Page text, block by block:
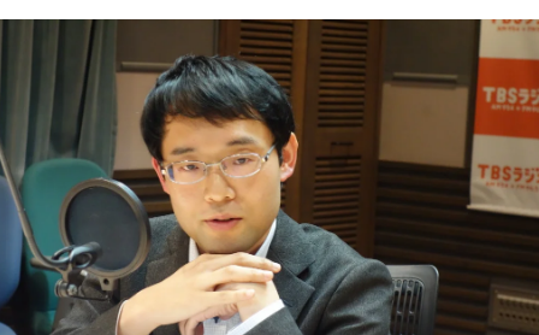
トピックス
TBS Podcast
お知らせ
イベント・グッズ
YouTube
会社情報